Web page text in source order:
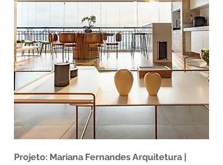
Projeto: Mariana Fernandes Arquitetura |